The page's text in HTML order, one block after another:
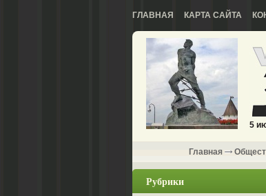
ГЛАВНАЯ КАРТА САЙТА
5
Главная
Рубрики